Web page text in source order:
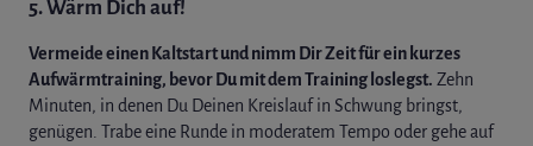
5. Wärm Dich auf!
Vermeide einen Kaltstart und nimm Dir Zeit für ein kurzes
Aufwärmtraining, bevor Du mit dem Training loslegst. Zehn
Minuten, in denen Du Deinen Kreislauf in Schwung bringst,
genügen. Trabe eine Runde in moderatem Tempo oder gehe auf